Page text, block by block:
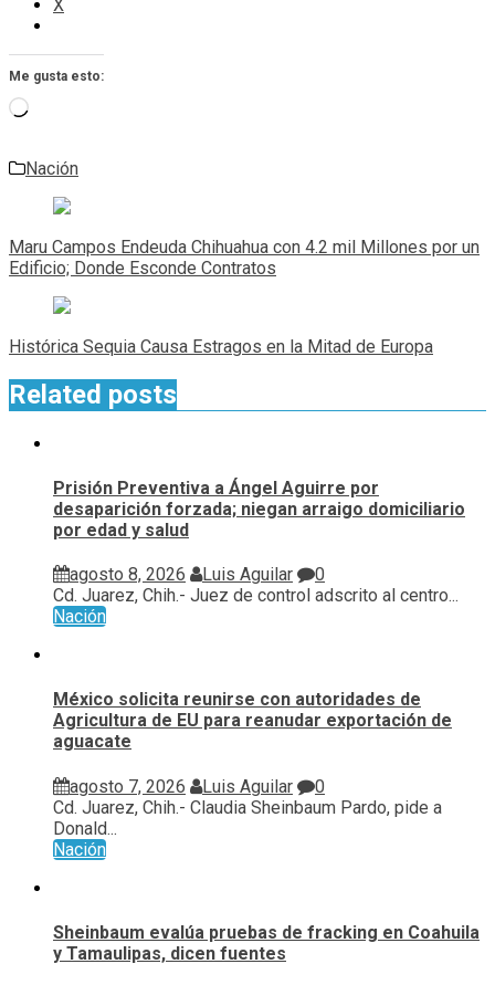
X
Me gusta esto:
Cargando...
Nación
Navegación
de
entradas
Maru Campos Endeuda Chihuahua con 4.2 mil Millones por un
Edificio; Donde Esconde Contratos
Histórica Sequia Causa Estragos en la Mitad de Europa
Related posts
Prisión Preventiva a Ángel Aguirre por
desaparición forzada; niegan arraigo domiciliario
por edad y salud
agosto 8, 2026 Luis Aguilar
0
Cd. Juarez, Chih.- Juez de control adscrito al centro...
Nación
México solicita reunirse con autoridades de
Agricultura de EU para reanudar exportación de
aguacate
agosto 7, 2026 Luis Aguilar
0
Cd. Juarez, Chih.- Claudia Sheinbaum Pardo, pide a
Donald...
Nación
Sheinbaum evalúa pruebas de fracking en Coahuila
y Tamaulipas, dicen fuentes